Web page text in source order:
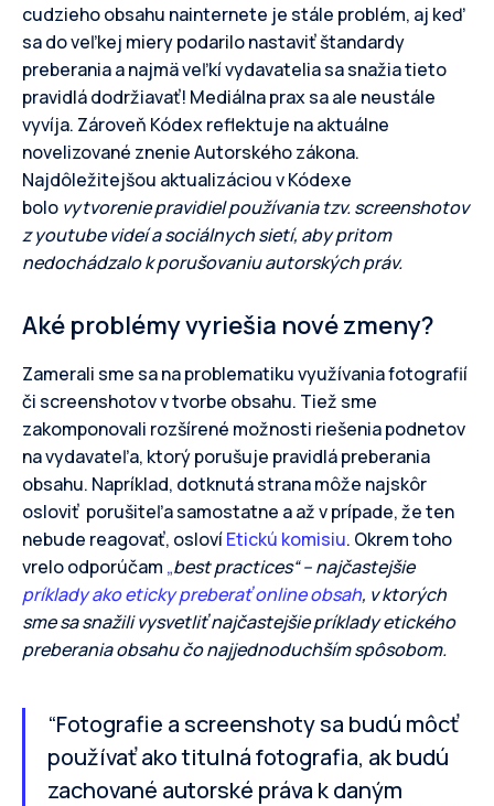
cudzieho obsahu nainternete je stále problém, aj keď
sa do veľkej miery podarilo nastaviť štandardy
preberania a najmä veľkí vydavatelia sa snažia tieto
pravidlá dodržiavať! Mediálna prax sa ale neustále
vyvíja. Zároveň Kódex reflektuje na aktuálne
novelizované znenie Autorského zákona.
Najdôležitejšou aktualizáciou v Kódexe
bolo vytvorenie pravidiel používania tzv. screenshotov
z youtube videí a sociálnych sietí, aby pritom
nedochádzalo k porušovaniu autorských práv.
Aké problémy vyriešia nové zmeny?
Zamerali sme sa na problematiku využívania fotografií
či screenshotov v tvorbe obsahu. Tiež sme
zakomponovali rozšírené možnosti riešenia podnetov
na vydavateľa, ktorý porušuje pravidlá preberania
obsahu. Napríklad, dotknutá strana môže najskôr
osloviť porušiteľa samostatne a až v prípade, že ten
nebude reagovať, oslovíEtickú komisiu. Okrem toho
vrelo odporúčam „best practices“ – najčastejšie
príklady ako eticky preberať online obsah, v ktorých
sme sa snažili vysvetliť najčastejšie príklady etického
preberania obsahu čo najjednoduchším spôsobom.
“Fotografie a screenshoty sa budú môcť
používať ako titulná fotografia, ak budú
zachované autorské práva k daným